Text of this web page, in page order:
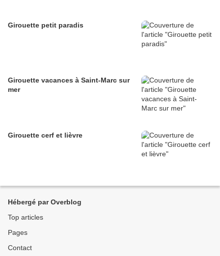
Girouette petit paradis
Girouette vacances à Saint-Marc sur
mer
Girouette cerf et lièvre
Hébergé par Overblog
Top articles
Pages
Contact